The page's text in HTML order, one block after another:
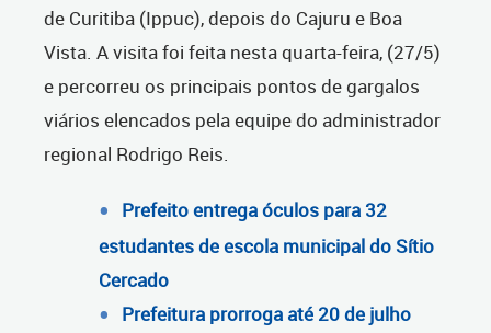
de Curitiba (Ippuc), depois do Cajuru e Boa
Vista. A visita foi feita nesta quarta-feira, (27/5)
e percorreu os principais pontos de gargalos
viários elencados pela equipe do administrador
regional Rodrigo Reis.
Prefeito entrega óculos para 32
estudantes de escola municipal do Sítio
Cercado
Prefeitura prorroga até 20 de julho